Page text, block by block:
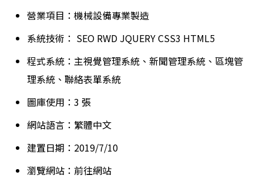
營業項目：機械設備專業製造
系統技術： SEO RWD JQUERYCSS3 HTML5
程式系統：主視覺管理系統、新聞管理系統、區塊管
理系統、聯絡表單系統
圖庫使用：3 張
網站語言：繁體中文
建置日期：2019/7/10
瀏覽網站： 前往網站